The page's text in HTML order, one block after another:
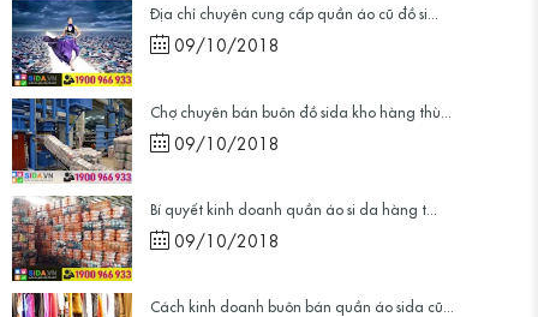
Địa chỉ chuyên cung cấp quần áo cũ đồ si...
09/10/2018
Chợ chuyên bán buôn đồ sida kho hàng thù...
09/10/2018
Bí quyết kinh doanh quần áo si da hàng t...
09/10/2018
Cách kinh doanh buôn bán quần áo sida cũ...